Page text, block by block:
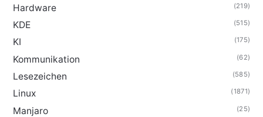
Hardware (219)
KDE (515)
KI (175)
Kommunikation (62)
Lesezeichen (585)
Linux (1871)
Manjaro (25)